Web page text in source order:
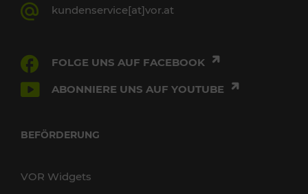
kundenservice[at]vor.at
FOLGE UNS AUF FACEBOOK
ABONNIERE UNS AUF YOUTUBE
BEFÖRDERUNG
VOR Widgets